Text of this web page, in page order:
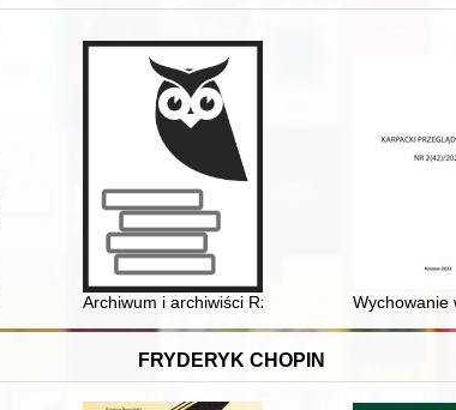
pływającej na podstawie dokumentacji i zdjęć :
Archiwum i archiwiści Rządu Gubernialnego
Wychowanie
FRYDERYK CHOPIN